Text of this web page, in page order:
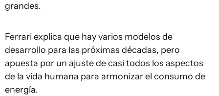
grandes.
Ferrari explica que hay varios modelos de
desarrollo para las próximas décadas, pero
apuesta por un ajuste de casi todos los aspectos
de la vida humana para armonizar el consumo de
energía.